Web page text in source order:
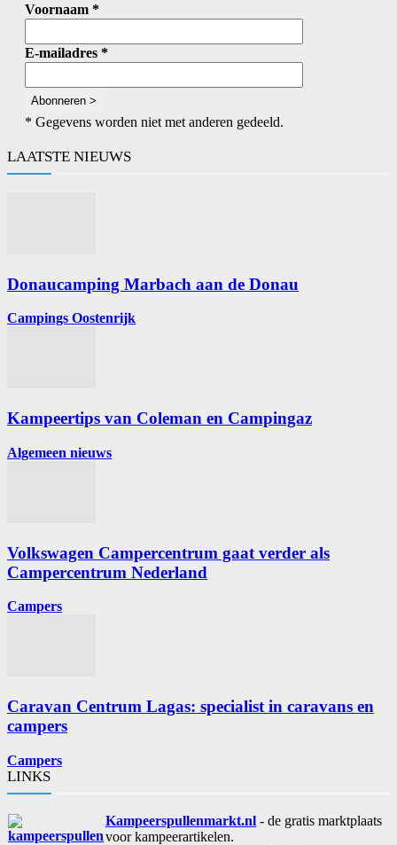
Voornaam *
E-mailadres *
* Gegevens worden niet met anderen gedeeld.
LAATSTE NIEUWS
Donaucamping Marbach aan de Donau
Campings Oostenrijk
Kampeertips van Coleman en Campingaz
Algemeen nieuws
Volkswagen Campercentrum gaat verder als
Campercentrum Nederland
Campers
Caravan Centrum Lagas: specialist in caravans en
campers
Campers
LINKS
Kampeerspullenmarkt.nl - de gratis marktplaats
voor kampeerartikelen.